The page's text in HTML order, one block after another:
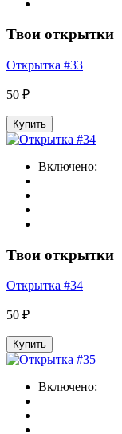
Твои открытки
Открытка #33
50 ₽
Купить
Включено:
Твои открытки
Открытка #34
50 ₽
Купить
Включено: